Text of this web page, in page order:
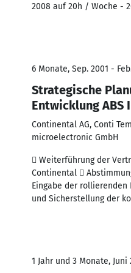
2008 auf 20h / Woche -
6 Monate, Sep. 2001 -
Strategische
Entwicklung ABS
Continental AG, Conti
microelectronic GmbH
 Weiterführung der
Continental 
Eingabe der rollierenden
und Sicherstellung der
1 Jahr und 3 Monate, Juni